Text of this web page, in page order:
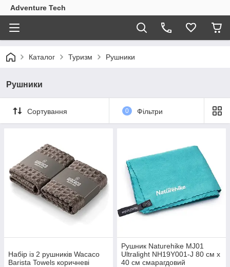
Adventure Tech
Каталог Туризм Рушники
Рушники
Сортування 0 Фільтри
Набір із 2 рушників Wacaco
Barista Towels коричневі
Рушник Naturehike MJ01
Ultralight NH19Y001-J 80 см х
40 см смарагдовий